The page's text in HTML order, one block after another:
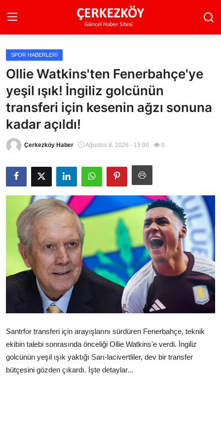
Ana Sayfa
Son Dakika
Ekonomi Haberleri
Magazin Haberleri
Teknoloji Haberleri
Dünya Haberleri
Çerkezköy
SPOR HABERLERI
Ollie Watkins'ten Fenerbahçe'ye
yeşil ışık! İngiliz golcünün
transferi için kesenin ağzı sonuna
kadar açıldı!
Çerkezköy Haber Ağustos 8, 2026 - 15:00 0
Santrfor transferi için arayışlarını sürdüren Fenerbahçe, teknik
ekibin talebi sonrasında önceliği Ollie Watkins'e verdi. İngiliz
golcünün yeşil ışık yaktığı Sarı-lacivertliler, dev bir transfer
bütçesini gözden çıkardı. İşte detaylar...